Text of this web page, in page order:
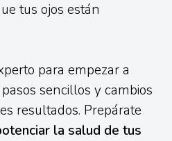
tus ojos están
para empezar a
sencillos y cambios
resultados. Prepárate
la salud de tus